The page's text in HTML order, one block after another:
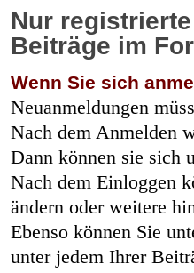
Nur
Beiträge im
Wenn Sie sich
Neuanmeldungen
Nach dem Anmelden
Dann können sie sich
Nach dem Einloggen
ändern oder weitere
Ebenso können Sie
unter jedem Ihrer